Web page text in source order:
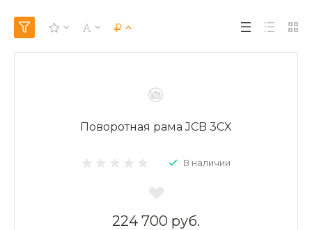
Поворотная рама JCB 3CX
В наличии
224 700 руб.